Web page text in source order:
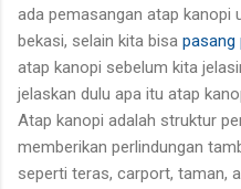
tahan lama, memiliki kualitas
layanan konsultasi serta
Semoga informasi yang kami
ada pemasangan atap kanopi
bekasi, selain kita bisa pasang
atap kanopi sebelum kita
jelaskan dulu apa itu atap
Atap kanopi adalah struktur
memberikan perlindungan
seperti teras, carport, taman,